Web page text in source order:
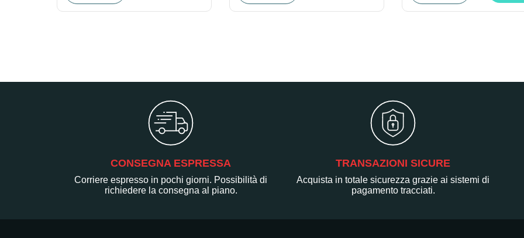
CONSEGNA ESPRESSA
Corriere espresso in pochi giorni. Possibilità di
richiedere la consegna al piano.
TRANSAZIONI SICURE
Acquista in totale sicurezza grazie ai sistemi di
pagamento tracciati.